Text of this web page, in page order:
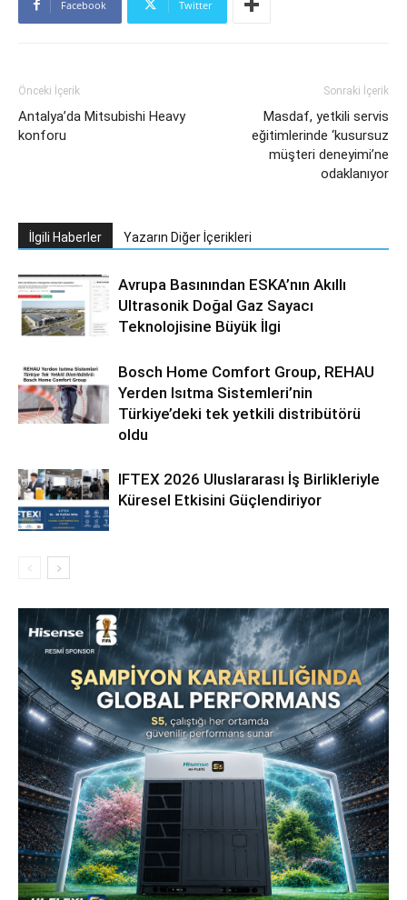
Facebook Twitter
Önceki İçerik
Antalya’da Mitsubishi Heavy
konforu
Sonraki İçerik
Masdaf, yetkili servis
eğitimlerinde ‘kusursuz
müşteri deneyimi’ne
odaklanıyor
İlgili Haberler Yazarın Diğer İçerikleri
Avrupa Basınından ESKA’nın Akıllı
Ultrasonik Doğal Gaz Sayacı
Teknolojisine Büyük İlgi
Bosch Home Comfort Group, REHAU
Yerden Isıtma Sistemleri’nin
Türkiye’deki tek yetkili distribütörü
oldu
IFTEX 2026 Uluslararası İş Birlikleriyle
Küresel Etkisini Güçlendiriyor